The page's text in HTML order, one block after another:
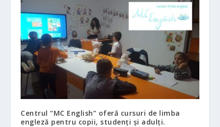
Centrul “MC English” oferă cursuri de limba
engleză pentru copii, studenți și adulți.